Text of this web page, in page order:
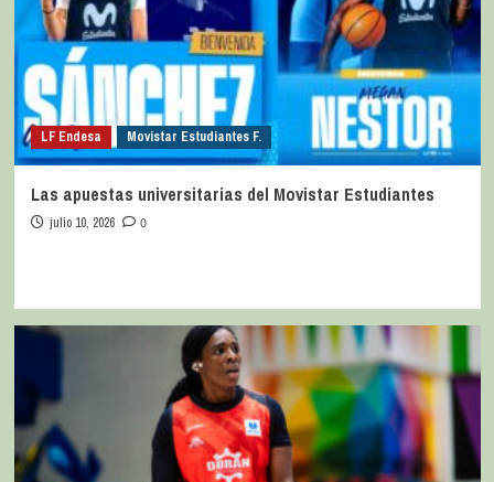
LF Endesa Movistar Estudiantes F.
Las apuestas universitarias del Movistar Estudiantes
julio 10, 2026 0